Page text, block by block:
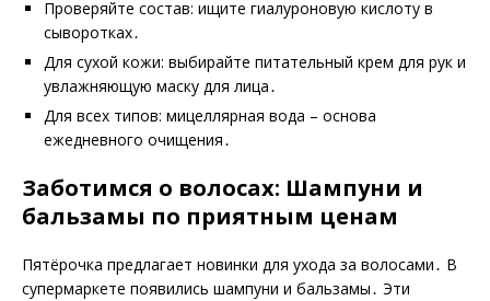
Проверяйте состав: ищите гиалуроновую кислоту в
сыворотках․
Для сухой кожи: выбирайте питательный крем для рук и
увлажняющую маску для лица․
Для всех типов: мицеллярная вода – основа
ежедневного очищения․
Заботимся о волосах: Шампуни и
бальзамы по приятным ценам
Пятёрочка предлагает новинки для ухода за волосами․ В
супермаркете появились шампуни и бальзамы․ Эти